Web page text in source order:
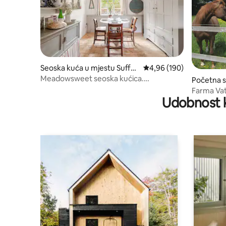
Seoska kuća u mjestu Suffol
k
prosječna ocjena 4,96
4,96 (190)
Meadowsweet seoska kućica.
Početna
Farma
Udobnost